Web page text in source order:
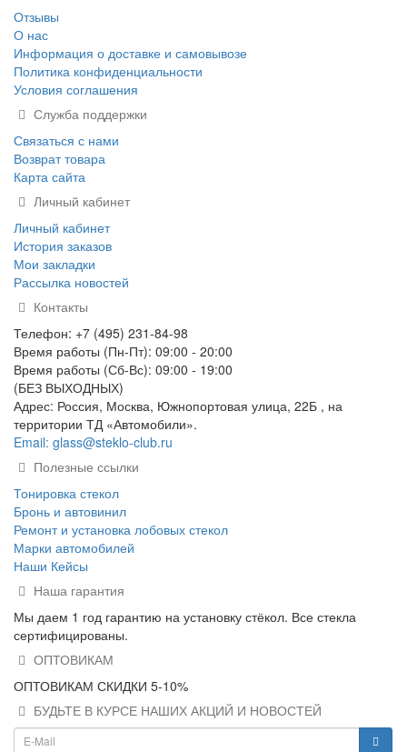
Отзывы
О нас
Информация о доставке и самовывозе
Политика конфиденциальности
Условия соглашения
Служба поддержки
Связаться с нами
Возврат товара
Карта сайта
Личный кабинет
Личный кабинет
История заказов
Мои закладки
Рассылка новостей
Контакты
Телефон: +7 (495) 231-84-98
Время работы (Пн-Пт): 09:00 - 20:00
Время работы (Сб-Вс): 09:00 - 19:00
(БЕЗ ВЫХОДНЫХ)
Адрес: Россия, Москва, Южнопортовая улица, 22Б , на
территории ТД «Автомобили».
Email: glass@steklo-club.ru
Полезные ссылки
Тонировка стекол
Бронь и автовинил
Ремонт и установка лобовых стекол
Марки автомобилей
Наши Кейсы
Наша гарантия
Мы даем 1 год гарантию на установку стёкол. Все стекла
сертифицированы.
ОПТОВИКАМ
ОПТОВИКАМ СКИДКИ 5-10%
БУДЬТЕ В КУРСЕ НАШИХ АКЦИЙ И НОВОСТЕЙ